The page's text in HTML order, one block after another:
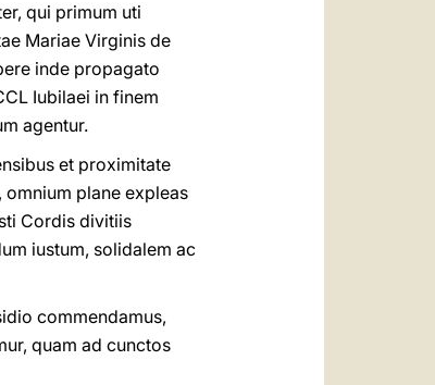
qui primum uti
Mariae Virginis de
inde propagato
Iubilaei in finem
agentur.
et proximitate
plane expleas
Cordis divitiis
iustum, solidalem ac
commendamus,
quam ad cunctos